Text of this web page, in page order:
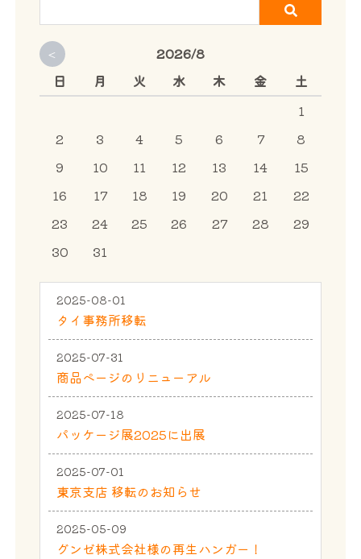
<
2026/8
日
月 火 水 木 金
土
1
2
3 4 5 6 7
8
9
10 11 12 13 14
15
16
17 18 19 20 21
22
23
24 25 26 27 28
29
30
31
2025-08-01
タイ事務所移転
2025-07-31
商品ページのリニューアル
2025-07-18
パッケージ展2025に出展
2025-07-01
東京支店 移転のお知らせ
2025-05-09
グンゼ株式会社様の再生ハンガー！